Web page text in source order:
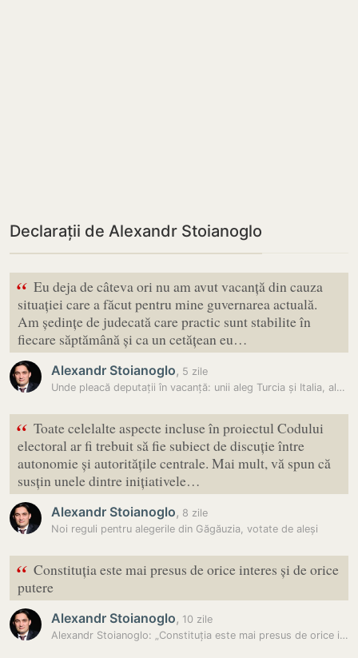
Declarații de Alexandr Stoianoglo
“ Eu deja de câteva ori nu am avut vacanță din cauza
situației care a făcut pentru mine guvernarea actuală.
Am ședințe de judecată care practic sunt stabilite în
fiecare săptămână și ca un cetățean eu…
Alexandr Stoianoglo, 5 zile
Unde pleacă deputații în vacanță: unii aleg Turcia și Italia, alții…
“ Toate celelalte aspecte incluse în proiectul Codului
electoral ar fi trebuit să fie subiect de discuție între
autonomie și autoritățile centrale. Mai mult, vă spun că
susțin unele dintre inițiativele…
Alexandr Stoianoglo, 8 zile
Noi reguli pentru alegerile din Găgăuzia, votate de aleși
“ Constituția este mai presus de orice interes și de orice
putere
Alexandr Stoianoglo, 10 zile
Alexandr Stoianoglo: „Constituția este mai presus de orice interes și…